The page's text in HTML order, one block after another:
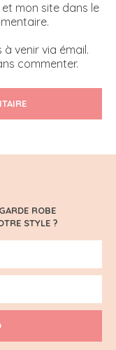
mon site dans le
venir via émail.
commenter.
ROBE
STYLE ?